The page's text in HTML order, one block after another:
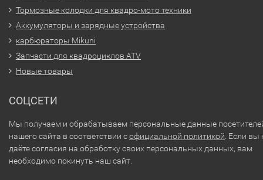
Тормозные колодки для квадро-мото техники
Аккумуляторы и зарядные устройства
карбюраторы Mikuni
Запчасти для квадроциклов ATV
Новые товары
СОЦСЕТИ
Мы получаем и обрабатываем персональные данные
нашего сайта в соответствии софициальной политикой . Если вы
даёте согласия на обработку своих персональных данных, вам
необходимо покинуть наш сайт.